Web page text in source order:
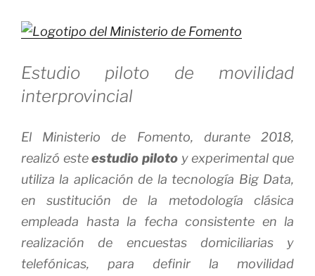
medio
salvar
el
Estudio piloto de movilidad
interprovincial
El Ministerio de Fomento, durante 2018,
realizó esteestudio piloto y experimental que
utiliza la aplicación de la tecnología Big Data,
en sustitución de la metodología clásica
empleada hasta la fecha consistente en la
realización de encuestas domiciliarias y
telefónicas, para definir la movilidad